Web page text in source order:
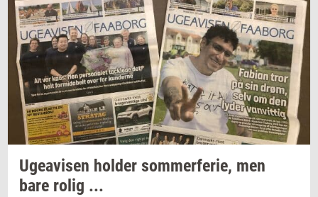
Ugea­vi­sen hol­der som­mer­fe­rie, men
bare rolig ...